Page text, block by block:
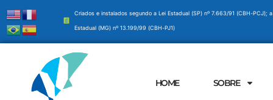
Criados e instalados segundo a Lei Estadual (SP) nº 7.663/91 (CBH-PCJ);
Estadual (MG) nº 13.199/99 (CBH-PJ1)
HOME SOBRE